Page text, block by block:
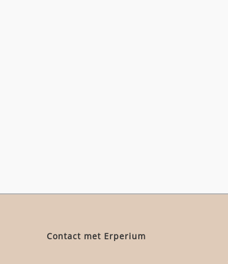
Contact met Erperium